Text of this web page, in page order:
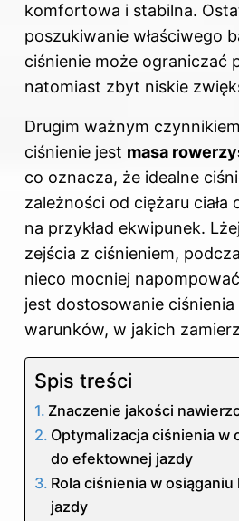
komfortowa i stabilna.
poszukiwanie właściwego
ciśnienie może ograniczać
natomiast zbyt niskie
Drugim ważnym
ciśnienie jest masa
co oznacza, że idealne
zależności od ciężaru
na przykład ekwipunek.
zejścia z ciśnieniem,
nieco mocniej
jest dostosowanie
warunków, w jakich
Spis treści
Znaczenie jakości
Optymalizacja ciśnienia w
do efektownej jazdy
Rola ciśnienia w
jazdy